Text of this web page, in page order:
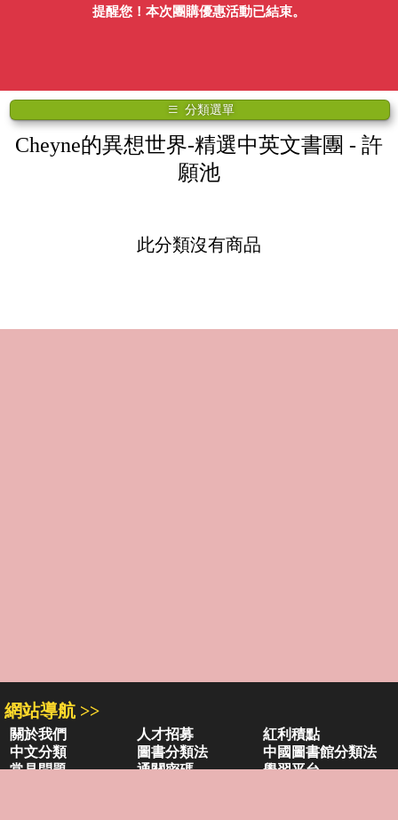
提醒您！本次團購優惠活動已結束。
分類選單
Cheyne的異想世界-精選中英文書團 - 許
願池
此分類沒有商品
網站導航 >>
關於我們 人才招募
紅利積點
中文分類
圖書分類法
中國圖書館分類法
常見問題
通關密碼
學習平台